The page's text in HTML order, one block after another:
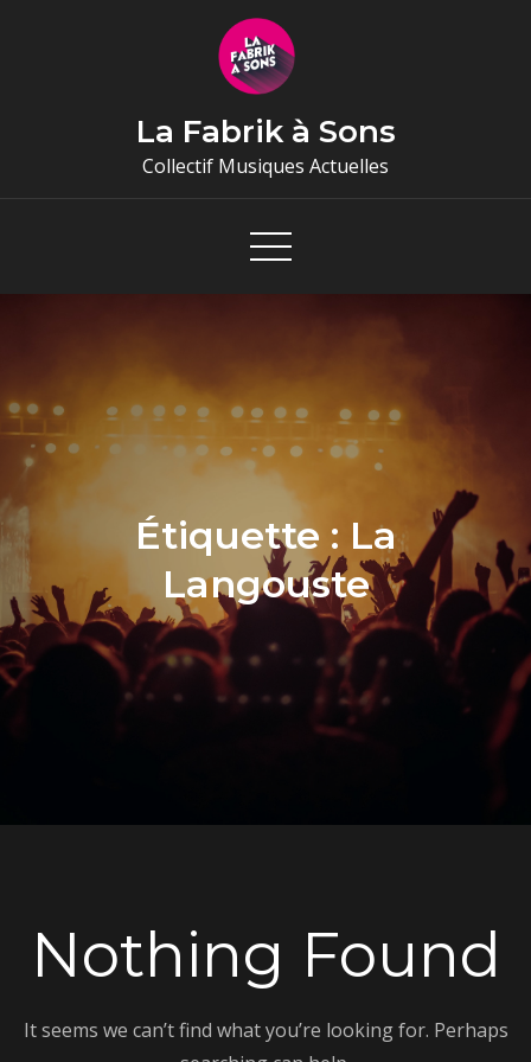
La Fabrik à Sons
Collectif Musiques Actuelles
Étiquette : La
Langouste
Nothing Found
It seems we can’t find what you’re looking for. Perhaps